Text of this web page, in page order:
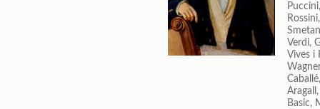
Verdi,
Vives i
Basic,